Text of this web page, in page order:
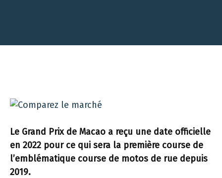
Le Grand Prix de Macao a reçu une date officielle
en 2022 pour ce qui sera la première course de
l’emblématique course de motos de rue depuis
2019.